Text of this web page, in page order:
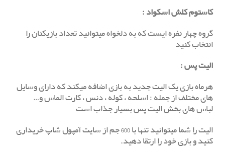
کاستوم کلش اسکواد :
گروه چهار نفره ایست که به دلخواه میتوانید تعداد بازیکنان را
انتخاب کنید
الیت پس:
هرماه بازی یک الیت جدید به بازی اضافه میکند که دارای وسایل
های مختلف از جمله : اسلحه ، کوله ، دنس ، کارت الماس و…
لباس های بخش الیت پس بسیار جذاب است
الیت را شما میتوانید تنها با 600 جم از سایت آمپول شاپ خریداری
کنید و بازی خود را ارتقا دهید.